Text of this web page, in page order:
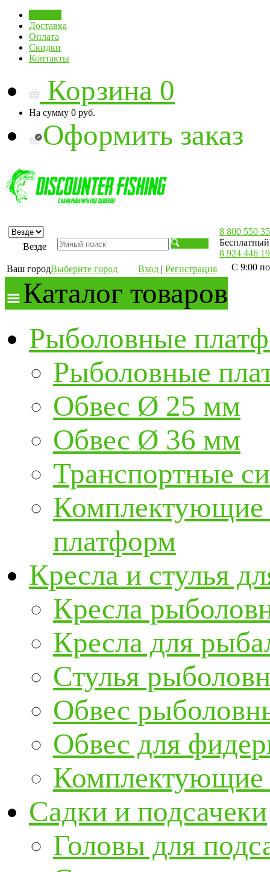
Доставка
Оплата
Скидки
Контакты
Корзина 0
На сумму 0 руб.
Оформить заказ
Везде
Ваш городВыберите город Вход | Регистрация
8 800 550
8 924 446
С 9:00
Каталог товаров
Рыболовные
Рыболовные
Обвес Ø 25 мм
Обвес Ø 36 мм
Транспортные
Комплектующие
платформ
Кресла и стулья
Кресла
Кресла для
Стулья
Обвес
Обвес для
Комплектующие
Садки и подсачеки
Головы для